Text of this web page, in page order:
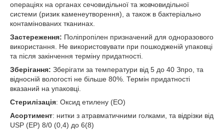
операціях на органах сечовидільної та жовчовидільної
системи (ризик каменеутворення), а також в бактеріально
контамінованих тканинах.
Застереження: Поліпропілен призначений для одноразового
використання. Не використовувати при пошкодженій упаковці
та після закінчення терміну придатності.
Зберігання: Зберігати за температури від 5 до 40 Зпро , та
відносній вологості не більше 80%. Термін придатності
вказаний на упаковці.
Стерилізація: Оксид етилену (ЕО)
Асортимент: нитки з атравматичними голками, та відрізки від
USP (EP) 8/0 (0,4) до 6(8)